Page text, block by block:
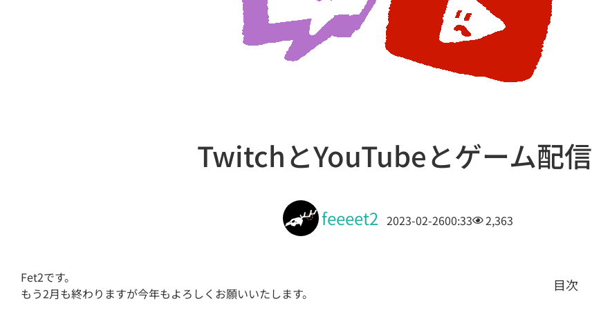
TwitchとYouTubeとゲーム配信
feeeet2 2023-02-2600:33 2,363
Fet2です。
もう2月も終わりますが今年もよろしくお願いいたします。
目次